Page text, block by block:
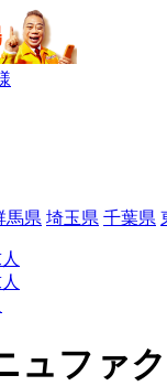
馬県 埼玉県 千葉県
ュファ